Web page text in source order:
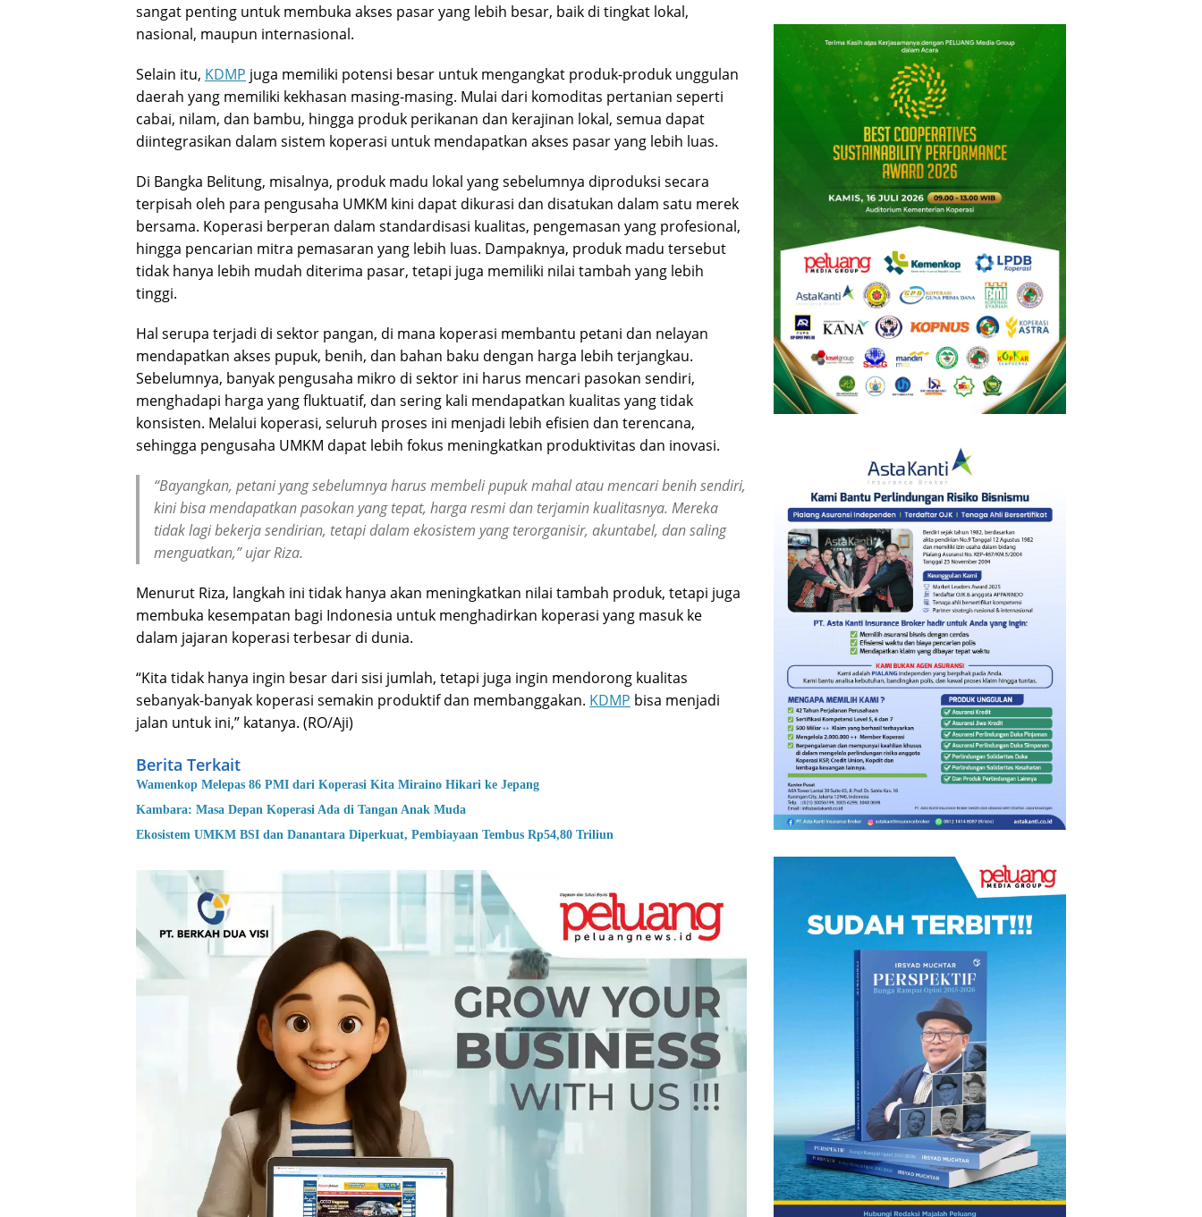
sangat penting untuk membuka akses pasar yang lebih besar, baik di tingkat lokal,
nasional, maupun internasional.
Selain itu, KDMP juga memiliki potensi besar untuk mengangkat produk-produk unggulan
daerah yang memiliki kekhasan masing-masing. Mulai dari komoditas pertanian seperti
cabai, nilam, dan bambu, hingga produk perikanan dan kerajinan lokal, semua dapat
diintegrasikan dalam sistem koperasi untuk mendapatkan akses pasar yang lebih luas.
Di Bangka Belitung, misalnya, produk madu lokal yang sebelumnya diproduksi secara
terpisah oleh para pengusaha UMKM kini dapat dikurasi dan disatukan dalam satu merek
bersama. Koperasi berperan dalam standardisasi kualitas, pengemasan yang profesional,
hingga pencarian mitra pemasaran yang lebih luas. Dampaknya, produk madu tersebut
tidak hanya lebih mudah diterima pasar, tetapi juga memiliki nilai tambah yang lebih
tinggi.
Hal serupa terjadi di sektor pangan, di mana koperasi membantu petani dan nelayan
mendapatkan akses pupuk, benih, dan bahan baku dengan harga lebih terjangkau.
Sebelumnya, banyak pengusaha mikro di sektor ini harus mencari pasokan sendiri,
menghadapi harga yang fluktuatif, dan sering kali mendapatkan kualitas yang tidak
konsisten. Melalui koperasi, seluruh proses ini menjadi lebih efisien dan terencana,
sehingga pengusaha UMKM dapat lebih fokus meningkatkan produktivitas dan inovasi.
“Bayangkan, petani yang sebelumnya harus membeli pupuk mahal atau mencari benih sendiri,
kini bisa mendapatkan pasokan yang tepat, harga resmi dan terjamin kualitasnya. Mereka
tidak lagi bekerja sendirian, tetapi dalam ekosistem yang terorganisir, akuntabel, dan saling
menguatkan,” ujar Riza.
Menurut Riza, langkah ini tidak hanya akan meningkatkan nilai tambah produk, tetapi juga
membuka kesempatan bagi Indonesia untuk menghadirkan koperasi yang masuk ke
dalam jajaran koperasi terbesar di dunia.
“Kita tidak hanya ingin besar dari sisi jumlah, tetapi juga ingin mendorong kualitas
sebanyak-banyak koperasi semakin produktif dan membanggakan. KDMP bisa menjadi
jalan untuk ini,” katanya. (RO/Aji)
Berita Terkait
Wamenkop Melepas 86 PMI dari Koperasi Kita Miraino Hikari ke Jepang
Kambara: Masa Depan Koperasi Ada di Tangan Anak Muda
Ekosistem UMKM BSI dan Danantara Diperkuat, Pembiayaan Tembus Rp54,80 Triliun